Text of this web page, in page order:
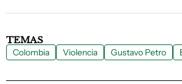
TEMAS
Colombia Violencia Gustavo Petro